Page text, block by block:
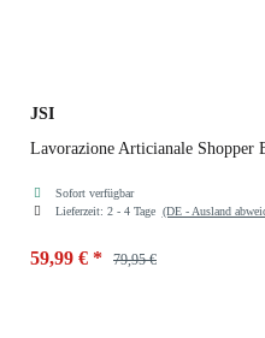
JSI
Lavorazione Articianale Shopper
Sofort verfügbar
Lieferzeit: 2 - 4 Tage (DE - Ausland
59,99 € * 79,95 €